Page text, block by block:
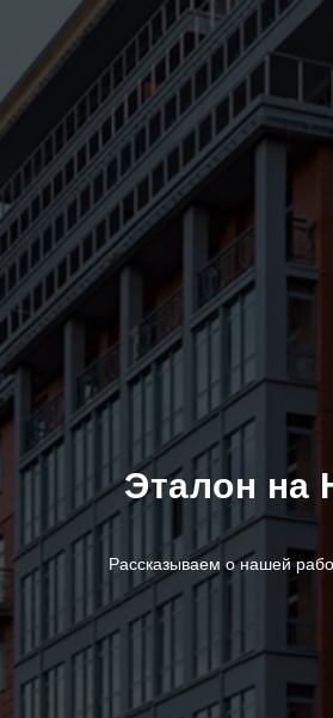
Эталон на
Рассказываем о нашей